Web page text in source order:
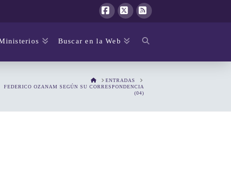
Buscar en la Web
HOMEENTRADAS
FEDERICO OZANAM SEGÚN SU CORRESPONDENCIA
(04)